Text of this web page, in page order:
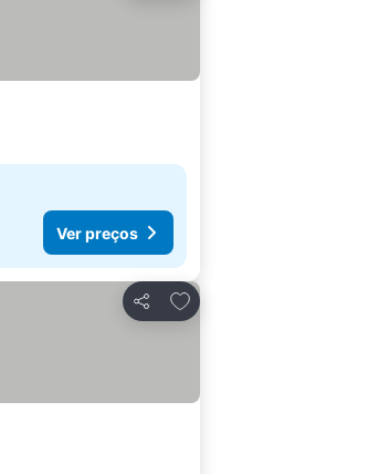
Ver preços
Partilhar
Adicionar aos favoritos